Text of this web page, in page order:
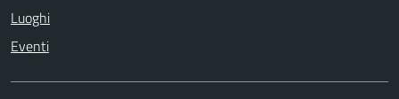
Luoghi
Eventi